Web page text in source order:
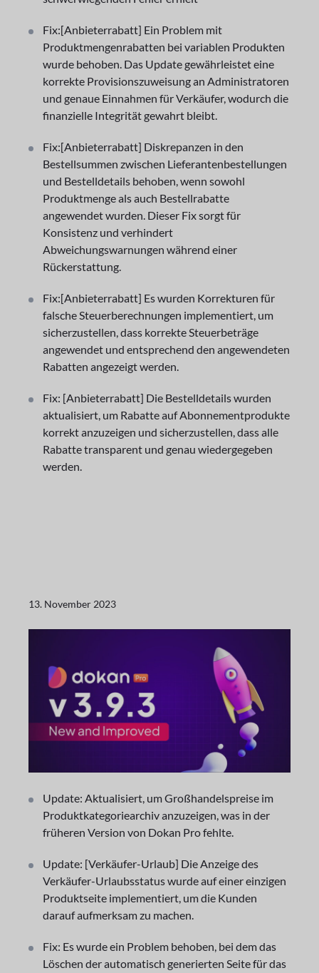
Fix:[Anbieterrabatt] Ein Problem mit
Produktmengenrabatten bei variablen Produkten
wurde behoben. Das Update gewährleistet eine
korrekte Provisionszuweisung an Administratoren
und genaue Einnahmen für Verkäufer, wodurch die
finanzielle Integrität gewahrt bleibt.
Fix:[Anbieterrabatt] Diskrepanzen in den
Bestellsummen zwischen Lieferantenbestellungen
und Bestelldetails behoben, wenn sowohl
Produktmenge als auch Bestellrabatte
angewendet wurden. Dieser Fix sorgt für
Konsistenz und verhindert
Abweichungswarnungen während einer
Rückerstattung.
Fix:[Anbieterrabatt] Es wurden Korrekturen für
falsche Steuerberechnungen implementiert, um
sicherzustellen, dass korrekte Steuerbeträge
angewendet und entsprechend den angewendeten
Rabatten angezeigt werden.
Fix: [Anbieterrabatt] Die Bestelldetails wurden
aktualisiert, um Rabatte auf Abonnementprodukte
korrekt anzuzeigen und sicherzustellen, dass alle
Rabatte transparent und genau wiedergegeben
werden.
13. November 2023
Update: Aktualisiert, um Großhandelspreise im
Produktkategoriearchiv anzuzeigen, was in der
früheren Version von Dokan Pro fehlte.
Update: [Verkäufer-Urlaub] Die Anzeige des
Verkäufer-Urlaubsstatus wurde auf einer einzigen
Produktseite implementiert, um die Kunden
darauf aufmerksam zu machen.
Fix: Es wurde ein Problem behoben, bei dem das
Löschen der automatisch generierten Seite für das